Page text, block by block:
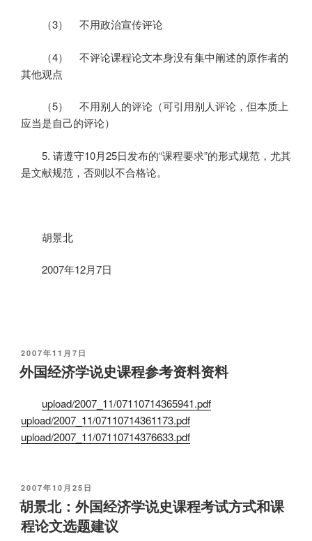
（3） 不用政治宣传评论
（4）
不评论课程论文本身没有集中阐述的原作者的
其他观点
（5）
不用别人的评论（可引用别人评论，但本质上
应当是自己的评论）
5. 请遵守10月25日发布的“课程要求”的形式规范，尤其
是文献规范，否则以不合格论。
胡景北
2007年12月7日
发
布
于
2007年11月7日
外国经济学说史课程参考资料资料
upload/2007_11/07110714365941.pdf
upload/2007_11/07110714361173.pdf
upload/2007_11/07110714376633.pdf
发
布
于
2007年10月25日
胡景北：外国经济学说史课程考试方式和课
程论文选题建议